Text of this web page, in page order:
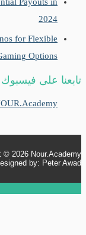
Payouts in
2024
for Flexible
Gaming Options
تابعنا على فيسبوك
© 2026Nour.Academy
by: Peter Awad